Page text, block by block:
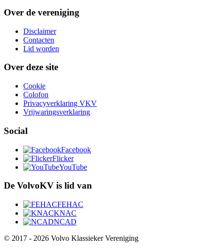
Over de vereniging
Disclaimer
Contacten
Lid worden
Over deze site
Cookie
Colofon
Privacyverklaring VKV
Vrijwaringsverklaring
Social
Facebook
Flicker
YouTube
De VolvoKV is lid van
FEHAC
KNAC
NCAD
© 2017 - 2026 Volvo Klassieker Vereniging